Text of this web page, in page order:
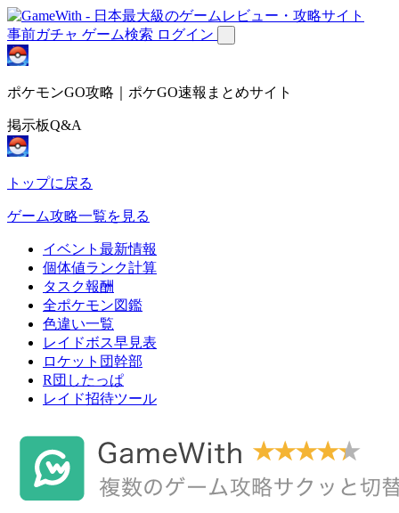
事前ガチャ ゲーム検索 ログイン
ポケモンGO攻略｜ポケGO速報まとめサイト
掲示板Q&A
トップに戻る
ゲーム攻略一覧を見る
イベント最新情報
個体値ランク計算
タスク報酬
全ポケモン図鑑
色違い一覧
レイドボス早見表
ロケット団幹部
R団したっぱ
レイド招待ツール